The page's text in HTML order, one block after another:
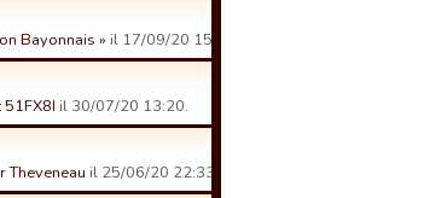
Bayonnais » il 17/09/20 15:44.
51FX8I il 30/07/20 13:20.
Theveneau il 25/06/20 22:33.